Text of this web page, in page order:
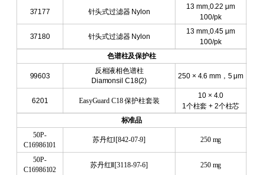
37177 针头式过滤器Nylon
13 mm,0.22 μm
100/pk
37180 针头式过滤器Nylon
13 mm,0.45 μm
100/pk
色谱柱及保护柱
99603
反相液相色谱柱
Diamonsil C18(2)
250 × 4.6 mm ， 5 μm
6201 EasyGuard C18保护柱套装
10 × 4.0
1个柱套 + 2个柱芯
标准品
50P-
C16986101
苏丹红Ⅰ [842-07-9] 250 mg
50P-
C16986102
苏丹红 [3118-97-6] 250 mg